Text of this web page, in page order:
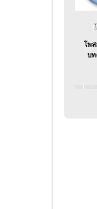
โพส
บท